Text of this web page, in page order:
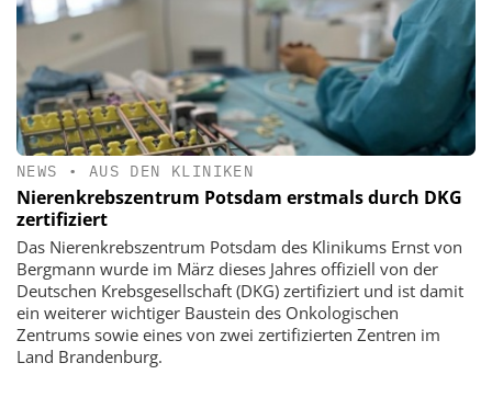
NEWS • AUS DEN KLINIKEN
Nierenkrebszentrum Potsdam erstmals durch DKG
zertifiziert
Das Nierenkrebszentrum Potsdam des Klinikums Ernst von
Bergmann wurde im März dieses Jahres offiziell von der
Deutschen Krebsgesellschaft (DKG) zertifiziert und ist damit
ein weiterer wichtiger Baustein des Onkologischen
Zentrums sowie eines von zwei zertifizierten Zentren im
Land Brandenburg.